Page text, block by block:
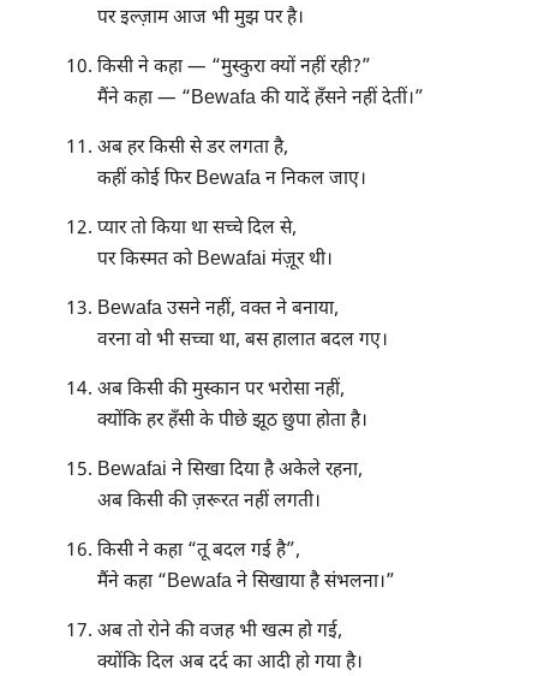
पर इल्ज़ाम आज भी मुझ पर है।
किसी ने कहा — “मुस्कुरा क्यों नहीं रही?”
मैंने कहा — “Bewafa की यादें हँसने नहीं देतीं।”
अब हर किसी से डर लगता है,
कहीं कोई फिर Bewafa न निकल जाए।
प्यार तो किया था सच्चे दिल से,
पर किस्मत को Bewafai मंज़ूर थी।
Bewafa उसने नहीं, वक्त ने बनाया,
वरना वो भी सच्चा था, बस हालात बदल गए।
अब किसी की मुस्कान पर भरोसा नहीं,
क्योंकि हर हँसी के पीछे झूठ छुपा होता है।
Bewafai ने सिखा दिया है अकेले रहना,
अब किसी की ज़रूरत नहीं लगती।
किसी ने कहा “तू बदल गई है”,
मैंने कहा “Bewafa ने सिखाया है संभलना।”
अब तो रोने की वजह भी खत्म हो गई,
क्योंकि दिल अब दर्द का आदी हो गया है।